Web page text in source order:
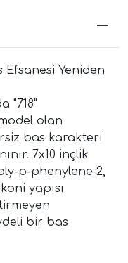
Efsanesi Yeniden
"718"
olan
bas karakteri
7x10 inçlik
p-phenylene-2,
yapısı
bir bas